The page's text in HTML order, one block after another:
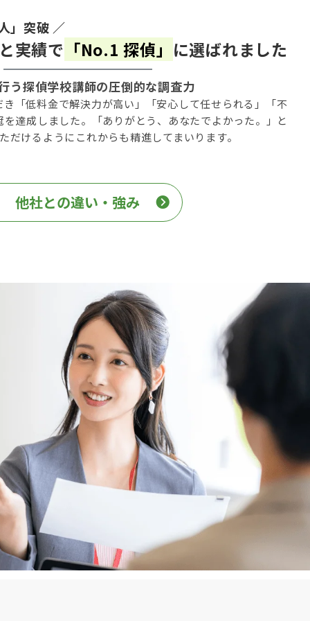
」突破 ／
実績で 「No.1 探偵」 に選ばれました
う探偵学校講師の圧倒的な調査力
「低料金で解決力が高い」「安心して任せられる」「不
達成しました。「ありがとう、あなたでよかった。」と
だけるようにこれからも精進してまいります。
他社との違い・強み